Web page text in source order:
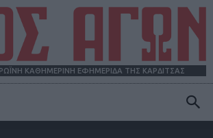
ΚΑΘΗΜΕΡΙΝΗ ΕΦΗΜΕΡΙΔΑ ΤΗΣ ΚΑΡΔΙΤΣΑΣ